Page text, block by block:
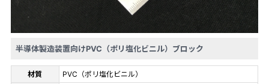
半導体製造装置向けPVC（ポリ塩化ビニル）ブロック
材質
PVC（ポリ塩化ビニル）